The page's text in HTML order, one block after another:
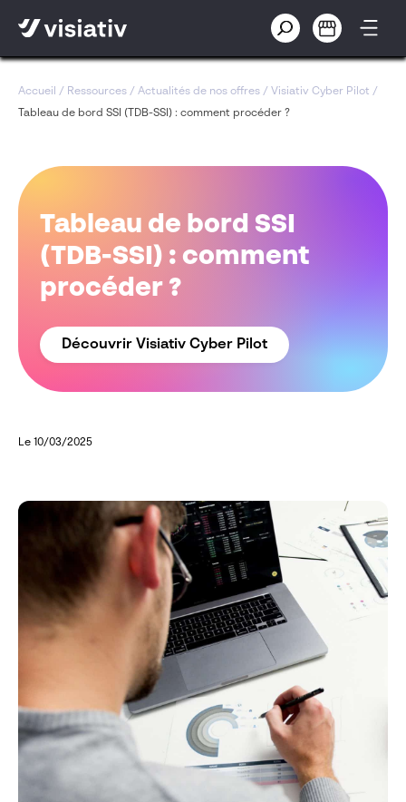
Accueil / Ressources / Actualités de nos offres / Visiativ Cyber Pilot /
Tableau de bord SSI (TDB-SSI) : comment procéder ?
Tableau de bord SSI
(TDB-SSI) : comment
procéder ?
Découvrir Visiativ Cyber Pilot
Le 10/03/2025